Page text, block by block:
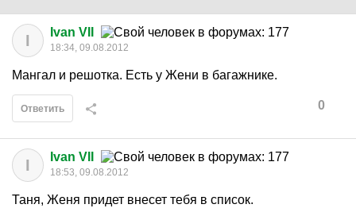
I Ivan VII
18:34, 09.08.2012
Мангал и решотка. Есть у Жени в багажнике.
0
Ответить
I Ivan VII
18:53, 09.08.2012
Таня, Женя придет внесет тебя в список.